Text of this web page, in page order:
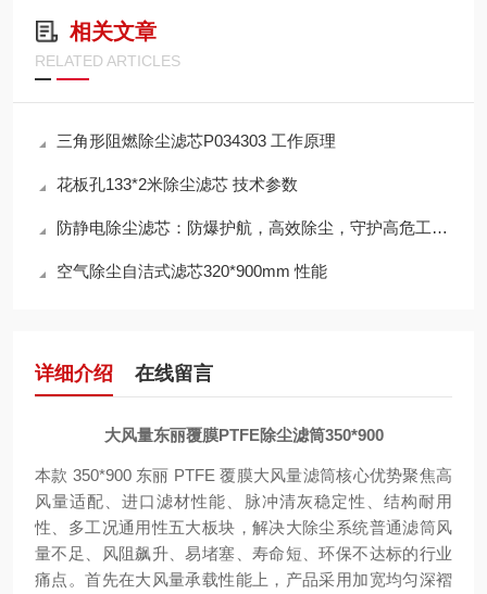
相关文章
RELATED ARTICLES
三角形阻燃除尘滤芯P034303 工作原理
花板孔133*2米除尘滤芯 技术参数
防静电除尘滤芯：防爆护航，高效除尘，守护高危工况安全
空气除尘自洁式滤芯320*900mm 性能
详细介绍 在线留言
大风量东丽覆膜PTFE除尘滤筒350*900
本款 350*900 东丽 PTFE 覆膜大风量滤筒核心优势聚焦高
风量适配、进口滤材性能、脉冲清灰稳定性、结构耐用
性、多工况通用性五大板块，解决大除尘系统普通滤筒风
量不足、风阻飙升、易堵塞、寿命短、环保不达标的行业
痛点。首先在大风量承载性能上，产品采用加宽均匀深褶